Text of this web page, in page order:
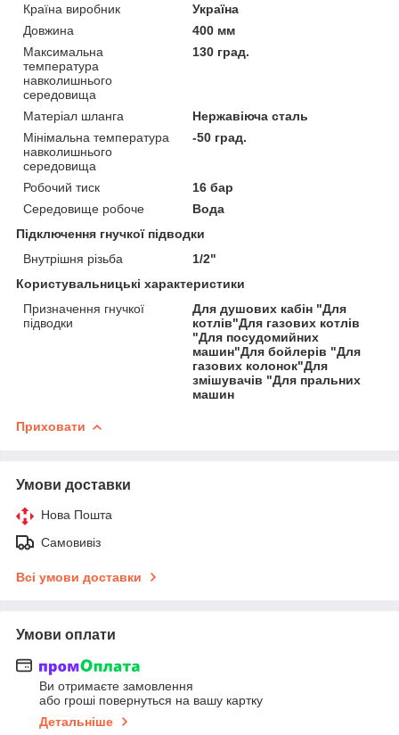
Країна виробник
Україна
Довжина
400 мм
Максимальна
температура
навколишнього
середовища
130 град.
Матеріал шланга
Нержавіюча сталь
Мінімальна температура
навколишнього
середовища
-50 град.
Робочий тиск
16 бар
Середовище робоче
Вода
Підключення гнучкої підводки
Внутрішня різьба
1/2"
Користувальницькі характеристики
Призначення гнучкої
підводки
Для душових кабін "Для
котлів"Для газових котлів
"Для посудомийних
машин"Для бойлерів "Для
газових колонок"Для
змішувачів "Для пральних
машин
Приховати
Умови доставки
Нова Пошта
Самовивіз
Всі умови доставки
Умови оплати
Ви отримаєте замовлення
або гроші повернуться на вашу картку
Детальніше